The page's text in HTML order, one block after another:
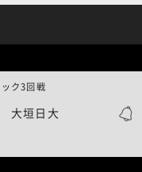
大垣日大
ク3回戦